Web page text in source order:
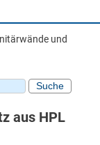
und
aus HPL